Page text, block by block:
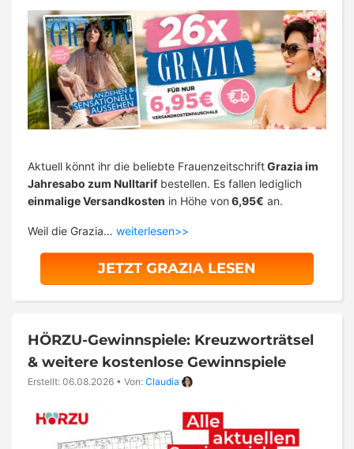
Aktuell könnt ihr die beliebte FrauenzeitschriftGrazia im
Jahresabo zum Nulltarifbestellen. Es fallen lediglich
einmalige Versandkosten in Höhe von 6,95€ an.
Weil die Grazia… weiterlesen>>
JETZT GRAZIA LESEN
HÖRZU-Gewinnspiele: Kreuzworträtsel
& weitere kostenlose Gewinnspiele
Erstellt: 06.08.2026 • Von: Claudia